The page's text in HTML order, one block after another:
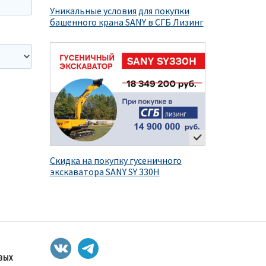
Уникальные условия для покупки
башенного крана SANY в СГБ Лизинг
Скидка на покупку гусеничного
экскаватора SANY SY 330H